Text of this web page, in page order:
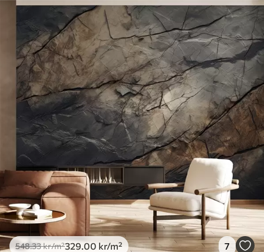
Tilgjengelige materialer
Standard
548.33 329.00kr /m²
Premium
665.00399.00kr
Premium vinyl
650 .00390.00kr/m²
Peel and Stick
925 .00555.00kr/m²
548.33kr/m²329 .00 kr/m² 7